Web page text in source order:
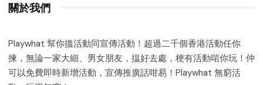
關於我們
Playwhat 幫你搵活動同宣傳活動！超過二千個香港活動任你
揀，無論一家大細、男女朋友，揾好去處，梗有活動啱你玩！仲
可以免費即時新增活動，宣傳推廣話咁易！Playwhat 無窮活